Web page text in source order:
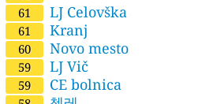
61 LJ Celovška
61 Kranj
60 Novo mesto
59 LJ Vič
59 CE bolnica